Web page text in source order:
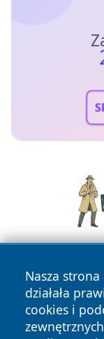
Nasza
działała
cookies i